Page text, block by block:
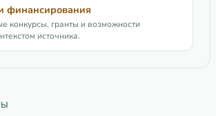
финансирования
конкурсы, гранты и возможности
источника.